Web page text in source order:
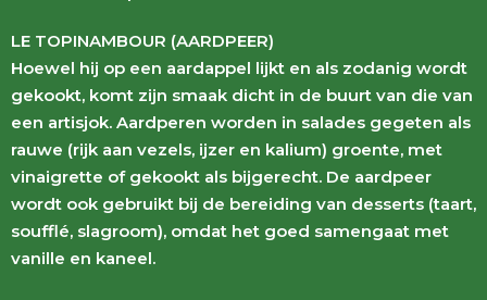
LE TOPINAMBOUR (AARDPEER)
Hoewel hij op een aardappel lijkt en als zodanig wordt
gekookt, komt zijn smaak dicht in de buurt van die van
een artisjok. Aardperen worden in salades gegeten als
rauwe (rijk aan vezels, ijzer en kalium) groente, met
vinaigrette of gekookt als bijgerecht. De aardpeer
wordt ook gebruikt bij de bereiding van desserts (taart,
soufflé, slagroom), omdat het goed samengaat met
vanille en kaneel.